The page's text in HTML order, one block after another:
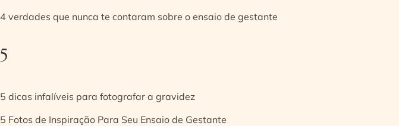
4 verdades que nunca te contaram sobre o ensaio de gestante
5
5 dicas infalíveis para fotografar a gravidez
5 Fotos de Inspiração Para Seu Ensaio de Gestante